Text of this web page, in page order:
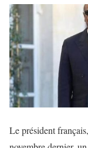
Le président